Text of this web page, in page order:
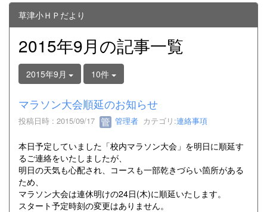
草津小ＨＰだより
2015年9月の記事一覧
2015年9月 10件
マラソン大会順延のお知らせ
投稿日時 : 2015/09/17 管理者 カテゴリ:連絡事項
本日予定していました「校内マラソン大会」を明日に順延す
るご連絡をいたしましたが、
明日の天気も心配され、コースも一部乾きづらい箇所がある
ため、
マラソン大会は連休明けの24日(木)に順延いたします。
スタート予定時刻の変更はありません。